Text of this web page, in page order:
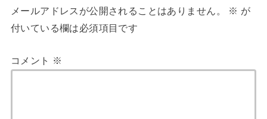
メールアドレスが公開されることはありません。 ※ が
付いている欄は必須項目です
コメント ※